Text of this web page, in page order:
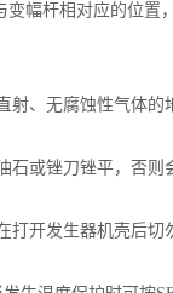
杆相对应的位置
、无腐蚀性气体的
或锉刀锉平，否则
发生器机壳后切